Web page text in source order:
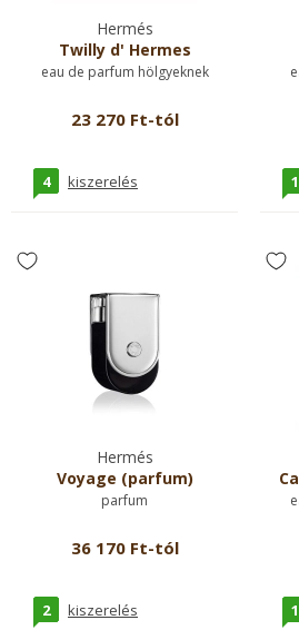
Hermés
Twilly d' Hermes
eau de parfum hölgyeknek
23 270 Ft-tól
4 kiszerelés 1
Hermés
Voyage (parfum)
parfum
36 170 Ft-tól
2 kiszerelés 1